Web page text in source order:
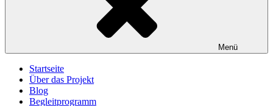
Menü
Startseite
Über das Projekt
Blog
Begleitprogramm